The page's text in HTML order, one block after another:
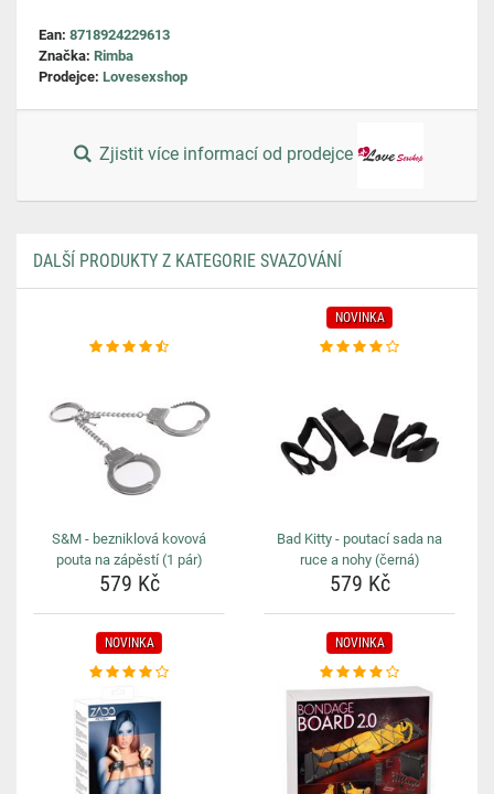
Ean: 8718924229613
Značka: Rimba
Prodejce: Lovesexshop
Zjistit více informací od prodejce
DALŠÍ PRODUKTY Z KATEGORIE SVAZOVÁNÍ
S&M - bezniklová kovová
pouta na zápěstí (1 pár)
579 Kč
NOVINKA
Bad Kitty - poutací sada na
ruce a nohy (černá)
579 Kč
NOVINKA NOVINKA